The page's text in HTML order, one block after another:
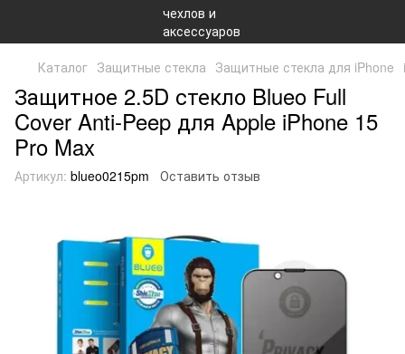
Каталог Защитные стекла Защитные стекла для iPhone
Защитное 2.5D стекло Blueo Full
Cover Anti-Peep для Apple iPhone 15
Pro Max
Артикул: blueo0215pm Оставить отзыв